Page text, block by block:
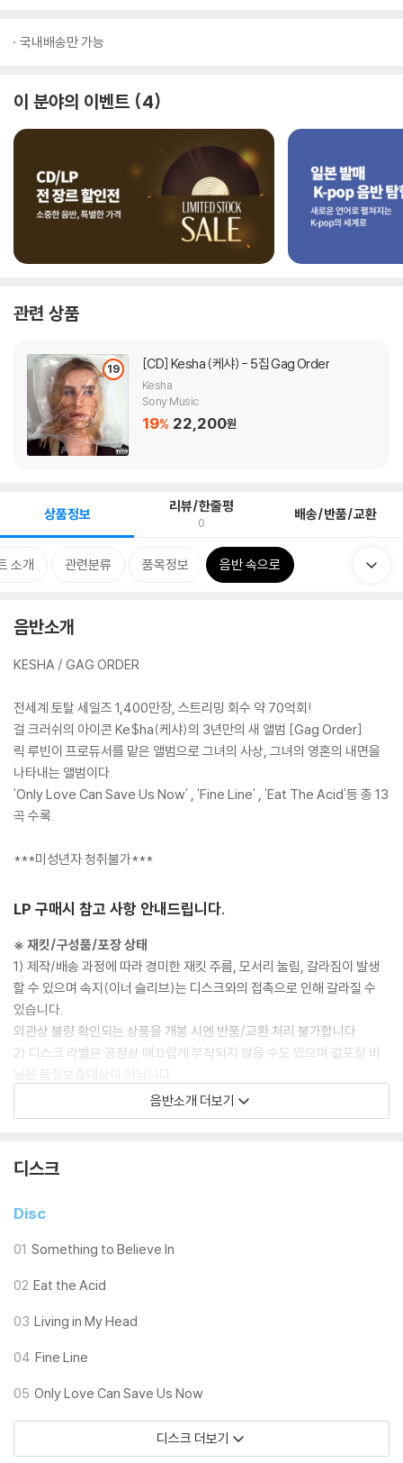
국내배송만 가능
이 분야의 이벤트 4
관련 상품
19 [CD] Kesha (케샤) - 5집 Gag Order
Kesha
Sony Music
19% 22,200원
상품정보 리뷰/한줄평
0 배송/반품/교환
소개 관련분류 품목정보 음반 속으로
음반소개
KESHA / GAG ORDER
전세계 토탈 세일즈 1,400만장, 스트리밍 회수 약 70억회!
걸 크러쉬의 아이콘 Ke$ha(케샤)의 3년만의 새 앨범 [Gag Order]
릭 루빈이 프로듀서를 맡은 앨범으로 그녀의 사상, 그녀의 영혼의 내면을
나타내는 앨범이다.
'Only Love Can Save Us Now' , 'Fine Line' , 'Eat The Acid'등 총 13
곡 수록.
***미성년자 청취불가***
LP 구매시 참고 사항 안내드립니다.
※ 재킷/구성품/포장 상태
1) 제작/배송 과정에 따라 경미한 재킷 주름, 모서리 눌림, 갈라짐이 발생
할 수 있으며 속지(이너 슬리브)는 디스크와의 접촉으로 인해 갈라질 수
있습니다.
외관상 불량 확인되는 상품을 개봉 시엔 반품/교환 처리 불가합니다.
2) 디스크 라벨은 공정상 매끄럽게 부착되지 않을 수도 있으며 겉포장 비
닐은 품질보증대상이 아닙니다.
3) 일본 제작 LP는 대부분 겉비닐이 밀봉되어 있지 않습니다.
4) 디지털 다운로드 코드는 본사에서 공지 없이 증정 종료될 수 있습니다.
※ 재생 불량
1) 침압 조절 기능이 없는 턴테이블을 사용하시는 경우, (주로 올인원 형태
모델) 다이내믹 사운드의 편차가 큰 트랙을 재생할 때 이상 현상이 발생할
기기 문제로 인해 발생하는 재생 불량 현상에 대해서는 반품/교환이 불가
2) 디스크는 정전기와 먼지로 인해 재생이 원활하지 않은 경우가 있습니
다. 전용 제품으로 이를 제거하면 대부분 해결됩니다.
3) 바늘에 먼지가 쌓이는 경우에도 재생이 원활하지 않을 수 있습니다.
1) 열을 가하여 제작하는 바이닐 공정 특성상 디스크 표면이 미세하게 울
렁거리거나 휘어지는 경우가 있습니다.
재생이 불안정한 경우 스태빌라이저를 사용하시면 좀 더 안정적인 재생이
음반소개 더보기
디스크
Disc
01 Something to Believe In
02 Eat the Acid
03 Living in My Head
04 Fine Line
05 Only Love Can Save Us Now
디스크 더보기